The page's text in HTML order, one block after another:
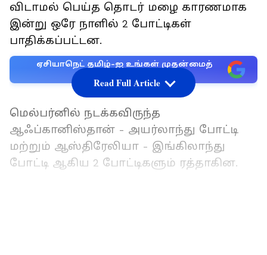
விடாமல் பெய்த தொடர் மழை காரணமாக
இன்று ஒரே நாளில் 2 போட்டிகள்
பாதிக்கப்பட்டன.
ஏசியாநெட் தமிழ்-ஐ உங்கள் முதன்மைத்
மெல்பர்னில் நடக்கவிருந்த
ஆஃப்கானிஸ்தான் - அயர்லாந்து போட்டி
மற்றும் ஆஸ்திரேலியா - இங்கிலாந்து
போட்டி ஆகிய 2 போட்டிகளும் ரத்தாகின.
Read Full Article